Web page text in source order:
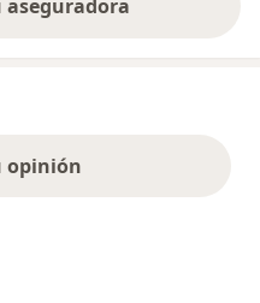
aseguradora
opinión